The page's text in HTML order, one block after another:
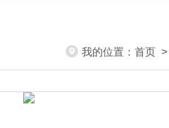
我的位置： 首页 >